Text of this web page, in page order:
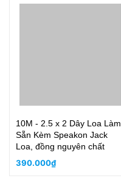
10M - 2.5 x 2 Dây Loa Làm
Sẵn Kèm Speakon Jack
Loa, đồng nguyên chất
390.000₫